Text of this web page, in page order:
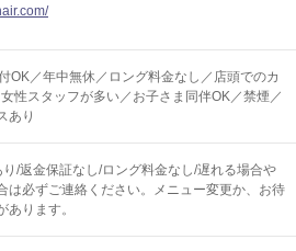
OK／年中無休／ロング料金なし／店頭でのカ
性スタッフが多い／お子さま同伴OK／禁煙／
あり
/返金保証なし/ロング料金なし/遅れる場合や
は必ずご連絡ください。メニュー変更か、お待
あります。